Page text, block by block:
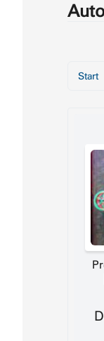
Start